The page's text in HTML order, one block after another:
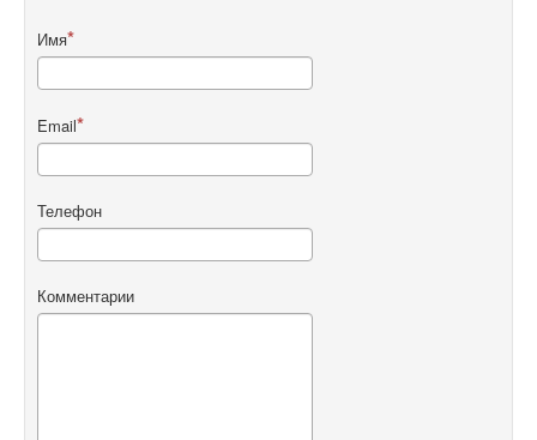
Имя
Email
Телефон
Комментарии